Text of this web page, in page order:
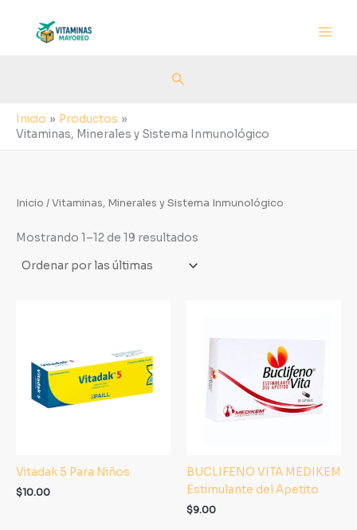
contenido
Buscar
Inicio
Productos
Vitaminas, Minerales y Sistema Inmunológico
Inicio / Vitaminas, Minerales y Sistema Inmunológico
Mostrando 1–12 de 19 resultados
Vitadak 5 Para Niños
$10.00
BUCLIFENO VITA MEDIKEM
Estimulante del Apetito
$9.00